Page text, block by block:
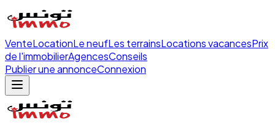
VenteLocationLe neufLes terrainsLocations vacancesPrix
de l'immobilierAgencesConseils
Publier une annonceConnexion